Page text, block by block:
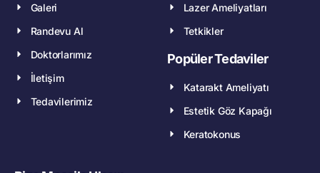
Galeri
Randevu Al
Doktorlarımız
İletişim
Tedavilerimiz
Lazer Ameliyatları
Tetkikler
Popüler Tedaviler
Katarakt Ameliyatı
Estetik Göz Kapağı
Keratokonus